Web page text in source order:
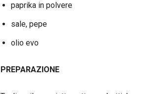
paprika in polvere
sale, pepe
olio evo
PREPARAZIONE